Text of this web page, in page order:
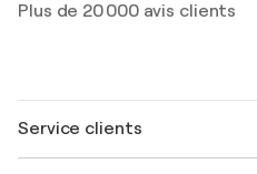
Plus de 20 000 avis clients
Service clients